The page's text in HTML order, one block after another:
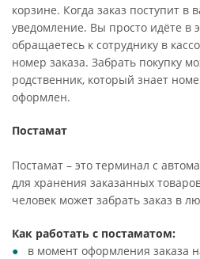
корзине. Когда заказ поступит в
уведомление. Вы просто идёте в
обращаетесь к сотруднику в
номер заказа. Забрать покупку
родственник, который знает
оформлен.
Постамат
Постамат – это терминал с
для хранения заказанных
человек может забрать заказ в
Как работать с постаматом:
в момент оформления заказа